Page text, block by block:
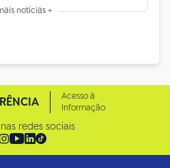
notícias +
Acesso à
Informação
redes sociais